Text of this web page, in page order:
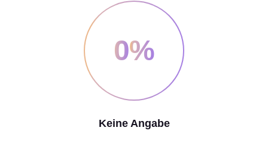
0%
Keine Angabe